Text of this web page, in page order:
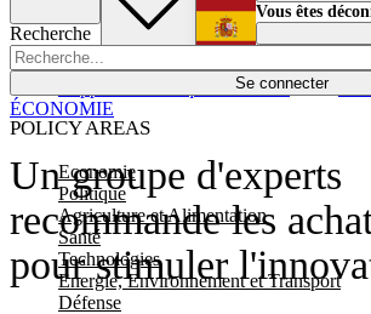
Recherche
Se connecter
POLICY AREAS
Economie
Politique
Agriculture et Alimentation
Santé
Technologies
Energie, Environnement et Transport
Défense
Économie
Español
Vous êtes
Un groupe d'experts
recommande les
pour stimuler
ÉCONOMIE